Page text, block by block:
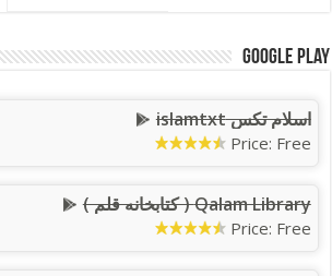
Google Play
اسلام تکس islamtxt
Price: Free
Qalam Library ( کتابخانه قلم )
Price: Free